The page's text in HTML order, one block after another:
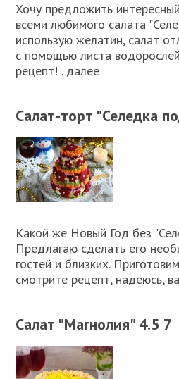
Хочу предложить
всеми любимого салата
использую желатин, салат
с помощью листа
рецепт! . далее
Салат-торт "Селедка
Какой же Новый Год без
Предлагаю сделать его
гостей и близких.
смотрите рецепт, надеюсь,
Салат "Магнолия" 4.5 7